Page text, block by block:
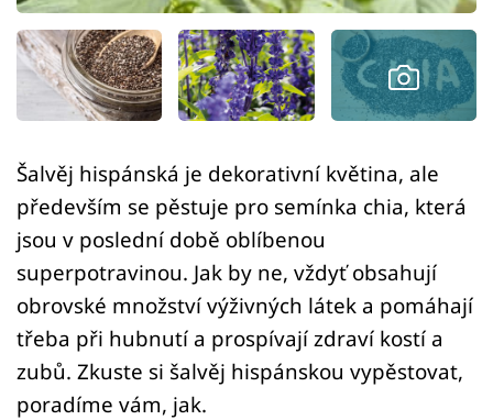
Sledujte nás
Šalvěj hispánská je dekorativní květina, ale
především se pěstuje pro semínka chia, která
jsou v poslední době oblíbenou
superpotravinou. Jak by ne, vždyť obsahují
obrovské množství výživných látek a pomáhají
třeba při hubnutí a prospívají zdraví kostí a
zubů. Zkuste si šalvěj hispánskou vypěstovat,
poradíme vám, jak.